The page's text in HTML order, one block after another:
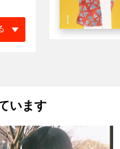
います